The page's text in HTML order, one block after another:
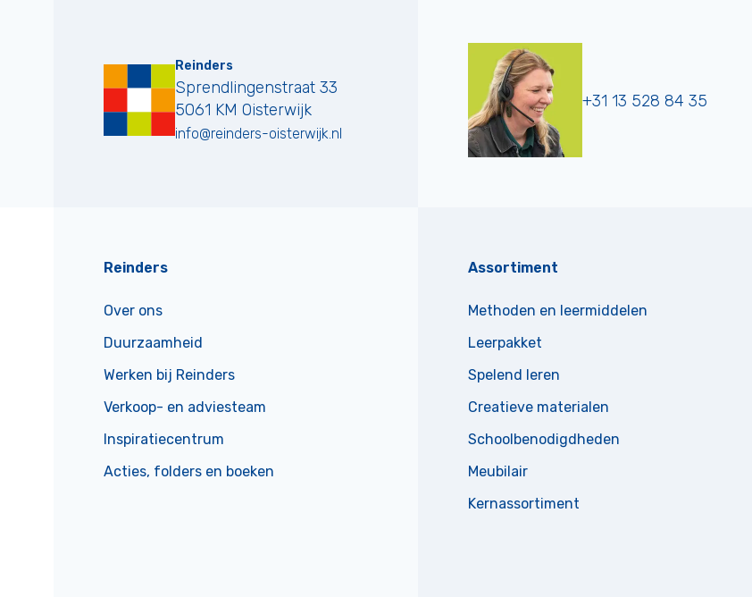
Reinders
Sprendlingenstraat 33
5061 KM Oisterwijk
info@reinders-oisterwijk.nl
+31 13 528 84 35
Reinders
Over ons
Duurzaamheid
Werken bij Reinders
Verkoop- en adviesteam
Inspiratiecentrum
Acties, folders en boeken
Assortiment
Methoden en leermiddelen
Leerpakket
Spelend leren
Creatieve materialen
Schoolbenodigdheden
Meubilair
Kernassortiment